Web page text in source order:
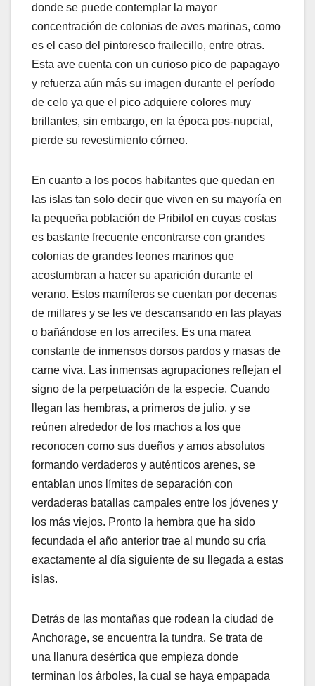
donde se puede contemplar la mayor
concentración de colonias de aves marinas, como
es el caso del pintoresco frailecillo, entre otras.
Esta ave cuenta con un curioso pico de papagayo
y refuerza aún más su imagen durante el período
de celo ya que el pico adquiere colores muy
brillantes, sin embargo, en la época pos-nupcial,
pierde su revestimiento córneo.
En cuanto a los pocos habitantes que quedan en
las islas tan solo decir que viven en su mayoría en
la pequeña población de Pribilof en cuyas costas
es bastante frecuente encontrarse con grandes
colonias de grandes leones marinos que
acostumbran a hacer su aparición durante el
verano. Estos mamíferos se cuentan por decenas
de millares y se les ve descansando en las playas
o bañándose en los arrecifes. Es una marea
constante de inmensos dorsos pardos y masas de
carne viva. Las inmensas agrupaciones reflejan el
signo de la perpetuación de la especie. Cuando
llegan las hembras, a primeros de julio, y se
reúnen alrededor de los machos a los que
reconocen como sus dueños y amos absolutos
formando verdaderos y auténticos arenes, se
entablan unos límites de separación con
verdaderas batallas campales entre los jóvenes y
los más viejos. Pronto la hembra que ha sido
fecundada el año anterior trae al mundo su cría
exactamente al día siguiente de su llegada a estas
islas.
Detrás de las montañas que rodean la ciudad de
Anchorage, se encuentra la tundra. Se trata de
una llanura desértica que empieza donde
terminan los árboles, la cual se haya empapada